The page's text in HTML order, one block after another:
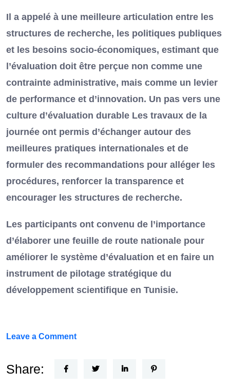
Il a appelé à une meilleure articulation entre les
structures de recherche, les politiques publiques
et les besoins socio-économiques, estimant que
l’évaluation doit être perçue non comme une
contrainte administrative, mais comme un levier
de performance et d’innovation. Un pas vers une
culture d’évaluation durable Les travaux de la
journée ont permis d’échanger autour des
meilleures pratiques internationales et de
formuler des recommandations pour alléger les
procédures, renforcer la transparence et
encourager les structures de recherche.
Les participants ont convenu de l’importance
d’élaborer une feuille de route nationale pour
améliorer le système d’évaluation et en faire un
instrument de pilotage stratégique du
développement scientifique en Tunisie.
Leave a Commenton
Horizon
Share: